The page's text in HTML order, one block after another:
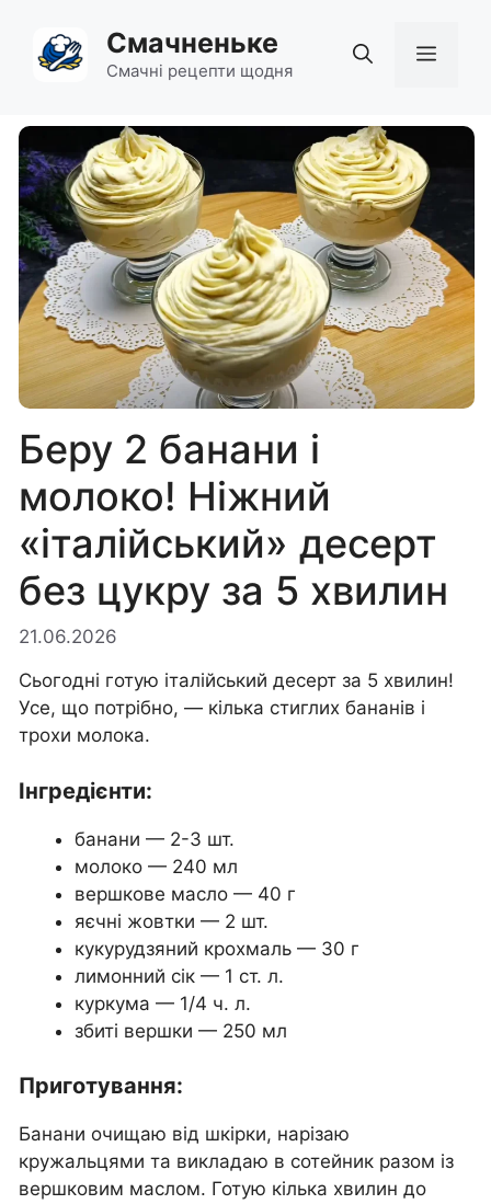
вмісту
Смачненьке
Смачні рецепти щодня
Беру 2 банани і
молоко! Ніжний
«італійський» десерт
без цукру за 5 хвилин
21.06.2026
Сьогодні готую італійський десерт за 5 хвилин!
Усе, що потрібно, — кілька стиглих бананів і
трохи молока.
Інгредієнти:
банани — 2-3 шт.
молоко — 240 мл
вершкове масло — 40 г
яєчні жовтки — 2 шт.
кукурудзяний крохмаль — 30 г
лимонний сік — 1 ст. л.
куркума — 1/4 ч. л.
збиті вершки — 250 мл
Приготування:
Банани очищаю від шкірки, нарізаю
кружальцями та викладаю в сотейник разом із
вершковим маслом. Готую кілька хвилин до